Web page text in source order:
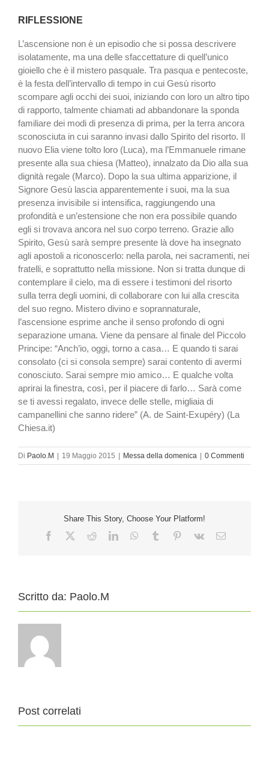
RIFLESSIONE
L’ascensione non è un episodio che si possa descrivere
isolatamente, ma una delle sfaccettature di quell’unico
gioiello che è il mistero pasquale. Tra pasqua e pentecoste,
è la festa dell’intervallo di tempo in cui Gesù risorto
scompare agli occhi dei suoi, iniziando con loro un altro tipo
di rapporto, talmente chiamati ad abbandonare la sponda
familiare dei modi di presenza di prima, per la terra ancora
sconosciuta in cui saranno invasi dallo Spirito del risorto. Il
nuovo Elia viene tolto loro (Luca), ma l’Emmanuele rimane
presente alla sua chiesa (Matteo), innalzato da Dio alla sua
dignità regale (Marco). Dopo la sua ultima apparizione, il
Signore Gesù lascia apparentemente i suoi, ma la sua
presenza invisibile si intensifica, raggiungendo una
profondità e un’estensione che non era possibile quando
egli si trovava ancora nel suo corpo terreno. Grazie allo
Spirito, Gesù sarà sempre presente là dove ha insegnato
agli apostoli a riconoscerlo: nella parola, nei sacramenti, nei
fratelli, e soprattutto nella missione. Non si tratta dunque di
contemplare il cielo, ma di essere i testimoni del risorto
sulla terra degli uomini, di collaborare con lui alla crescita
del suo regno. Mistero divino e soprannaturale,
l’ascensione esprime anche il senso profondo di ogni
separazione umana. Viene da pensare al finale del Piccolo
Principe: “Anch’io, oggi, torno a casa… E quando ti sarai
consolato (ci si consola sempre) sarai contento di avermi
conosciuto. Sarai sempre mio amico… E qualche volta
aprirai la finestra, così, per il piacere di farlo… Sarà come
se ti avessi regalato, invece delle stelle, migliaia di
campanellini che sanno ridere” (A. de Saint-Exupéry) (La
Chiesa.it)
Di Paolo.M 19 Maggio 2015 Messa della domenica 0 Commenti
Share This Story, Choose Your Platform!
Facebook RedditLinkedInWhatsApp
Tumblr Pinterest
Vk Email
Scritto da: Paolo.M
Post correlati